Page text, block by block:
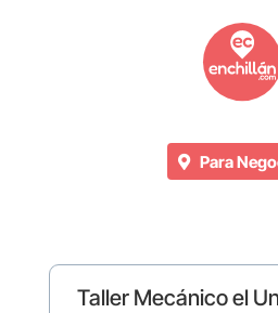
Para
Taller Mecánico el